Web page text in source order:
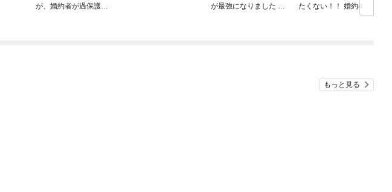
が、婚約者が過保護す
が最強になりました ～
たくない！！ 婚約者編
もっと見る